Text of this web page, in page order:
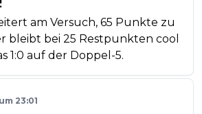
am Versuch, 65 Punkte zu
bleibt bei 25 Restpunkten cool
1:0 auf der Doppel-5.
23:01